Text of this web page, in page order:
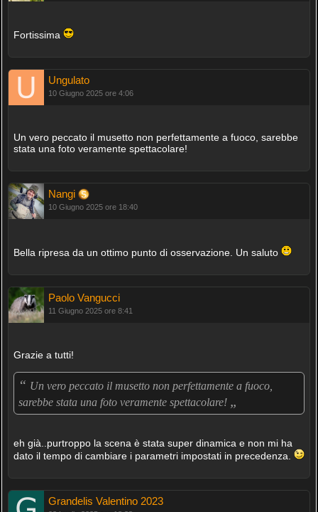
Fortissima
Ungulato
10 Giugno 2025 ore 4:06
Un vero peccato il musetto non perfettamente a fuoco, sarebbe
stata una foto veramente spettacolare!
Nangi
10 Giugno 2025 ore 18:40
Bella ripresa da un ottimo punto di osservazione. Un saluto
Paolo Vangucci
11 Giugno 2025 ore 8:41
Grazie a tutti!
“ Un vero peccato il musetto non perfettamente a fuoco,
sarebbe stata una foto veramente spettacolare! „
eh già..purtroppo la scena è stata super dinamica e non mi ha
dato il tempo di cambiare i parametri impostati in precedenza.
Grandelis Valentino 2023